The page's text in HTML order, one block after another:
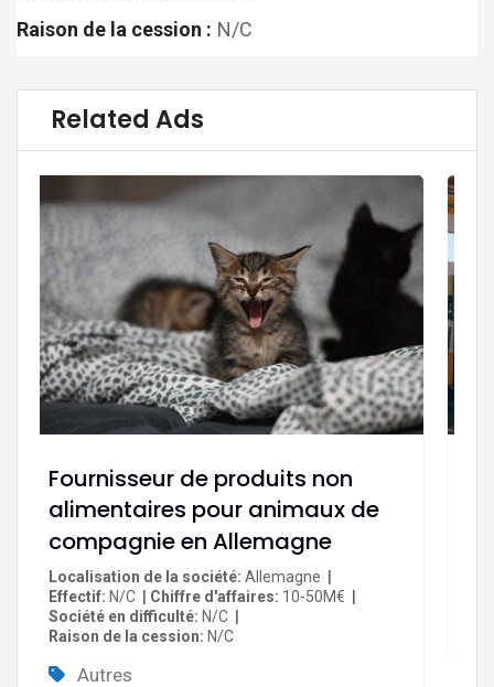
Raison de la cession : N/C
Related Ads
Fournisseur de produits non
alimentaires pour animaux de
compagnie en Allemagne
Localisation de la société Allemagne
Effectif N/C Chiffre d'affaires 10-50M€
Société en difficulté N/C
Raison de la cession
N/C
Autres